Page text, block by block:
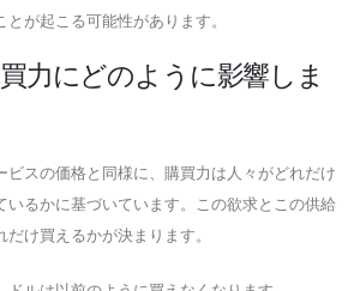
とが起こる可能性があります。
力にどのように影響しま
ビスの価格と同様に、購買力は人々がどれだけ
いるかに基づいています。この欲求とこの供給
け買えるかが決まります。